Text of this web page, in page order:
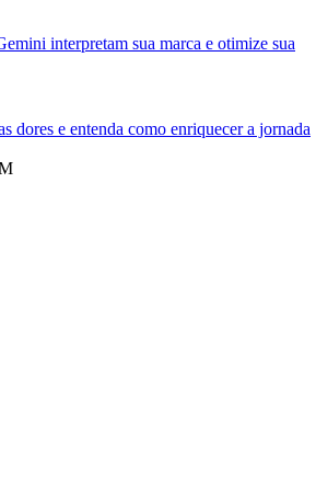
interpretam sua marca e otimize sua
dores e entenda como enriquecer a jornada